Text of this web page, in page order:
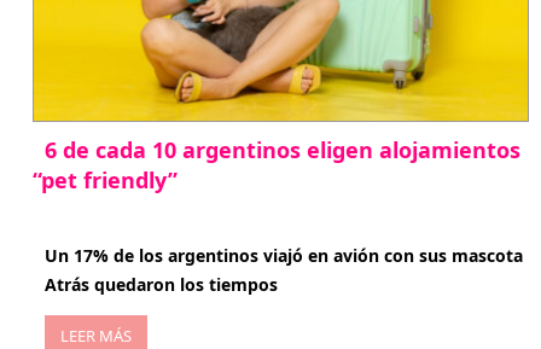
6 de cada 10 argentinos eligen alojamientos
“pet friendly”
Un 17% de los argentinos viajó en avión con sus mascota
Atrás quedaron los tiempos
LEER MÁS